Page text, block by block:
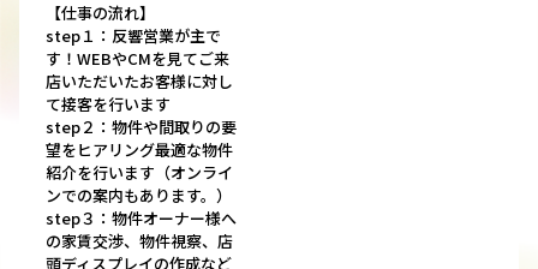
【仕事の流れ】
step１：反響営業が主で
す！WEBやCMを見てご来
店いただいたお客様に対し
て接客を行います
step２：物件や間取りの要
望をヒアリング最適な物件
紹介を行います（オンライ
ンでの案内もあります。）
step３：物件オーナー様へ
の家賃交渉、物件視察、店
頭ディスプレイの作成など